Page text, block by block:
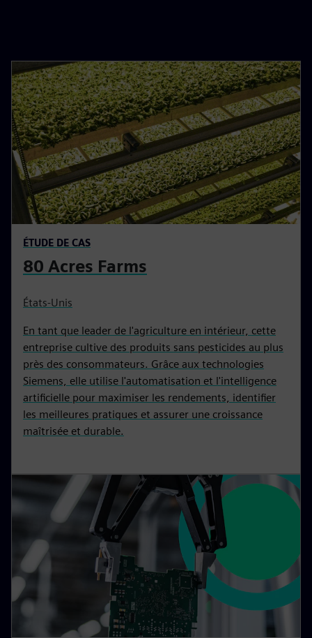
ÉTUDE DE CAS
80 Acres Farms
États-Unis
En tant que leader de l'agriculture en intérieur, cette
entreprise cultive des produits sans pesticides au plus
près des consommateurs. Grâce aux technologies
Siemens, elle utilise l'automatisation et l'intelligence
artificielle pour maximiser les rendements, identifier
les meilleures pratiques et assurer une croissance
maîtrisée et durable.